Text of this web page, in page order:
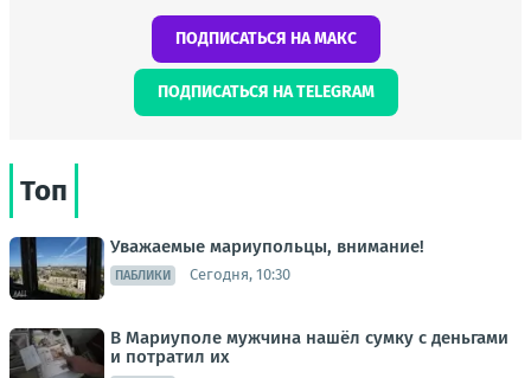
ПОДПИСАТЬСЯ НА МАКС
ПОДПИСАТЬСЯ НА TELEGRAM
Топ
Уважаемые мариупольцы, внимание!
ПАБЛИКИ Сегодня, 10:30
В Мариуполе мужчина нашёл сумку с деньгами
и потратил их